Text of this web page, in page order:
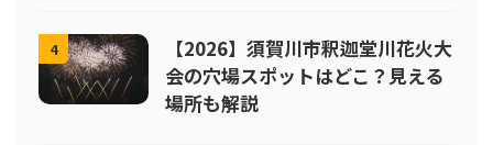
4
【2026】須賀川市釈迦堂川花火大
会の穴場スポットはどこ？見える
場所も解説